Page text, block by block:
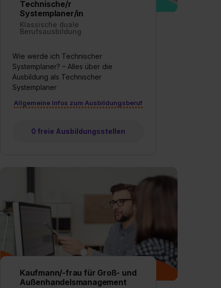
Technische/r
Systemplaner/in
Klassische duale
Berufsausbildung
Wie werde ich Technischer
Systemplaner? – Alles über die
Ausbildung als Technischer
Systemplaner
Allgemeine Infos zum Ausbildungsberuf
0 freie Ausbildungsstellen
Kaufmann/-frau für Groß- und
Außenhandelsmanagement